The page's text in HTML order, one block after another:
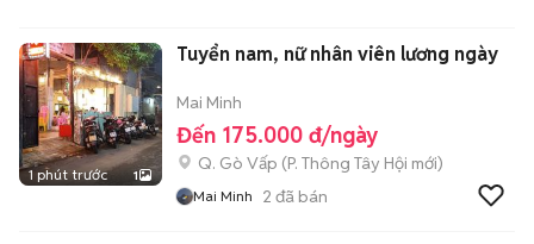
1 phút trước 1
Tuyển nam, nữ nhân viên lương ngày
Mai Minh
Đến 175.000 đ/ngày
Q. Gò Vấp (P. Thông Tây Hội mới)
Mai Minh 2 đã bán